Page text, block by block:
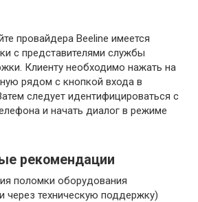
провайдера Beeline имеется
с представителями службы
Клиенту необходимо нажать на
рядом с кнопкой входа в
следует идентифицироваться с
и начать диалог в режиме
рекомендации
поломки оборудования
через техническую поддержку)